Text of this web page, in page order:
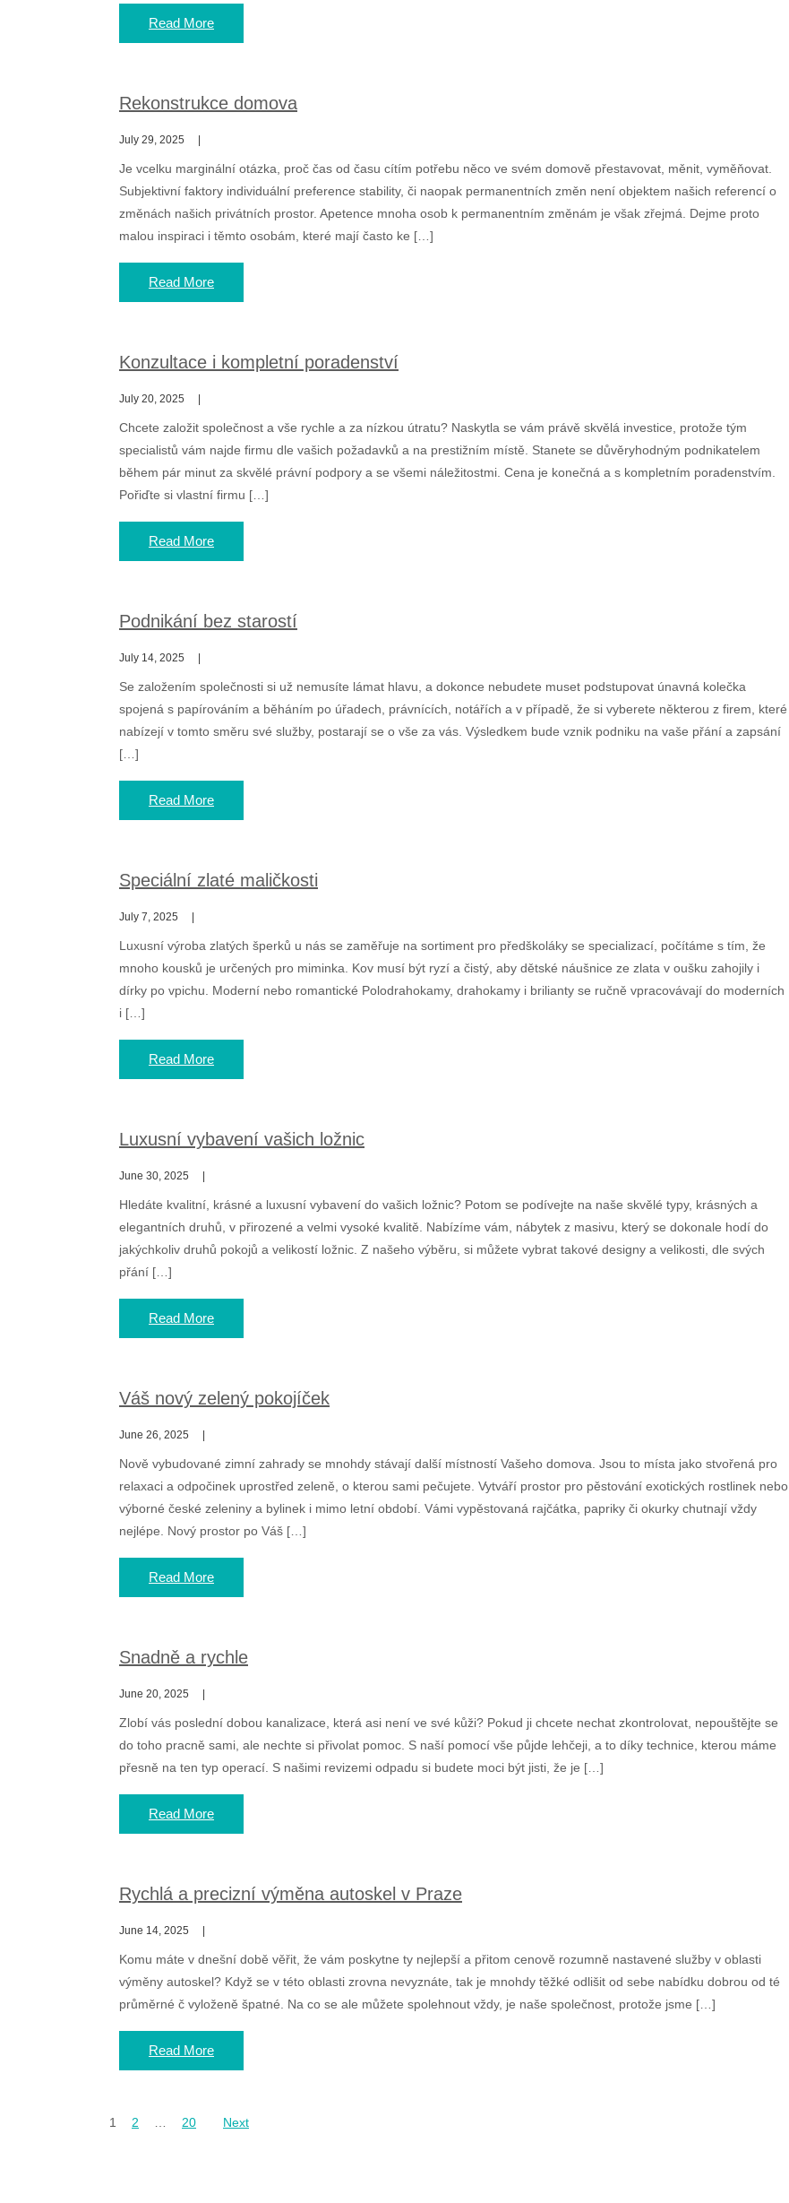
Read More
Rekonstrukce domova
July 29, 2025
Je vcelku marginální otázka, proč čas od času cítím potřebu něco ve svém domově přestavovat, měnit, vyměňovat.
Subjektivní faktory individuální preference stability, či naopak permanentních změn není objektem našich referencí o
změnách našich privátních prostor. Apetence mnoha osob k permanentním změnám je však zřejmá. Dejme proto
malou inspiraci i těmto osobám, které mají často ke […]
Read More
Konzultace i kompletní poradenství
July 20, 2025
Chcete založit společnost a vše rychle a za nízkou útratu? Naskytla se vám právě skvělá investice, protože tým
specialistů vám najde firmu dle vašich požadavků a na prestižním místě. Stanete se důvěryhodným podnikatelem
během pár minut za skvělé právní podpory a se všemi náležitostmi. Cena je konečná a s kompletním poradenstvím.
Pořiďte si vlastní firmu […]
Read More
Podnikání bez starostí
July 14, 2025
Se založením společnosti si už nemusíte lámat hlavu, a dokonce nebudete muset podstupovat únavná kolečka
spojená s papírováním a běháním po úřadech, právnících, notářích a v případě, že si vyberete některou z firem, které
nabízejí v tomto směru své služby, postarají se o vše za vás. Výsledkem bude vznik podniku na vaše přání a zapsání
[…]
Read More
Speciální zlaté maličkosti
July 7, 2025
Luxusní výroba zlatých šperků u nás se zaměřuje na sortiment pro předškoláky se specializací, počítáme s tím, že
mnoho kousků je určených pro miminka. Kov musí být ryzí a čistý, aby dětské náušnice ze zlata v oušku zahojily i
dírky po vpichu. Moderní nebo romantické Polodrahokamy, drahokamy i brilianty se ručně vpracovávají do moderních
i […]
Read More
Luxusní vybavení vašich ložnic
June 30, 2025
Hledáte kvalitní, krásné a luxusní vybavení do vašich ložnic? Potom se podívejte na naše skvělé typy, krásných a
elegantních druhů, v přirozené a velmi vysoké kvalitě. Nabízíme vám, nábytek z masivu, který se dokonale hodí do
jakýchkoliv druhů pokojů a velikostí ložnic. Z našeho výběru, si můžete vybrat takové designy a velikosti, dle svých
přání […]
Read More
Váš nový zelený pokojíček
June 26, 2025
Nově vybudované zimní zahrady se mnohdy stávají další místností Vašeho domova. Jsou to místa jako stvořená pro
relaxaci a odpočinek uprostřed zeleně, o kterou sami pečujete. Vytváří prostor pro pěstování exotických rostlinek nebo
výborné české zeleniny a bylinek i mimo letní období. Vámi vypěstovaná rajčátka, papriky či okurky chutnají vždy
nejlépe. Nový prostor po Váš […]
Read More
Snadně a rychle
June 20, 2025
Zlobí vás poslední dobou kanalizace, která asi není ve své kůži? Pokud ji chcete nechat zkontrolovat, nepouštějte se
do toho pracně sami, ale nechte si přivolat pomoc. S naší pomocí vše půjde lehčeji, a to díky technice, kterou máme
přesně na ten typ operací. S našimi revizemi odpadu si budete moci být jisti, že je […]
Read More
Rychlá a precizní výměna autoskel v Praze
June 14, 2025
Komu máte v dnešní době věřit, že vám poskytne ty nejlepší a přitom cenově rozumně nastavené služby v oblasti
výměny autoskel? Když se v této oblasti zrovna nevyznáte, tak je mnohdy těžké odlišit od sebe nabídku dobrou od té
průměrné č vyloženě špatné. Na co se ale můžete spolehnout vždy, je naše společnost, protože jsme […]
Read More
pagination
1 2 … 20 Next